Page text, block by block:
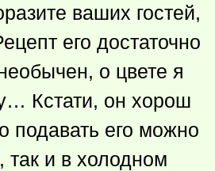
ваших гостей,
его достаточно
о цвете я
Кстати, он хорош
подавать его можно
так и в холодном